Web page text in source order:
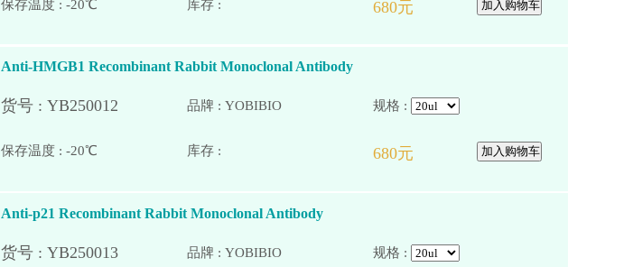
保存温度 : -20℃
Anti-HMGB1 Recombinant Rabbit Monoclonal Antibody
品牌 : YOBIBIO 规格 :
保存温度 : -20℃
Anti-p21 Recombinant Rabbit Monoclonal Antibody
品牌 : YOBIBIO 规格 :